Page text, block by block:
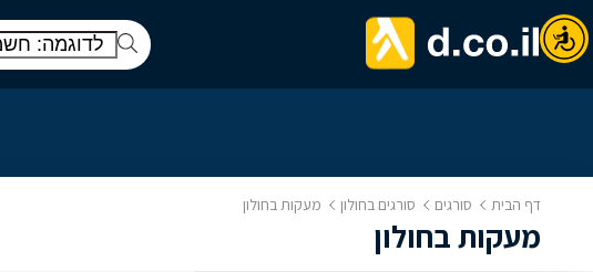
דף הבית סורגים סורגים בחולון מעקות בחולון
מעקות בחולון